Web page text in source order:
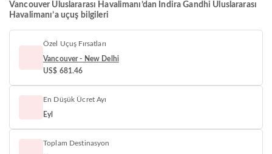
Vancouver Uluslararası Havalimanı’dan Indira Gandhi Uluslararası
Havalimanı’a uçuş bilgileri
Özel Uçuş Fırsatları
Vancouver - New Delhi
US$ 681.46
En Düşük Ücret Ayı
Eyl
Toplam Destinasyon